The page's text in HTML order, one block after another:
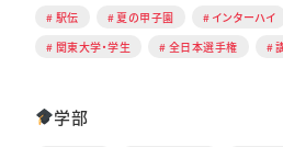
駅伝 夏の甲子園 インターハイ
関東大学・学生
全日本選手権
学部